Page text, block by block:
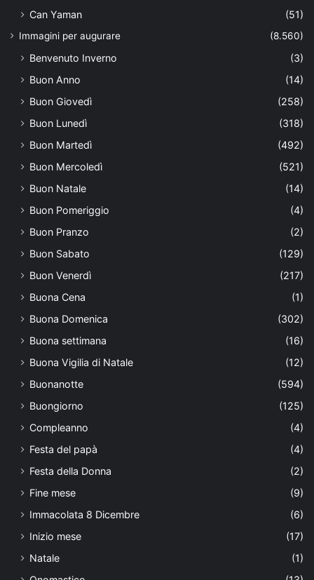
Can Yaman (51)
Immagini per augurare (8.560)
Benvenuto Inverno
(3)
Buon Anno
(14)
Buon Giovedì
(258)
Buon Lunedì
(318)
Buon Martedì
(492)
Buon Mercoledì
(521)
Buon Natale
(14)
Buon Pomeriggio
(4)
Buon Pranzo
(2)
Buon Sabato
(129)
Buon Venerdì
(217)
Buona Cena
(1)
Buona Domenica
(302)
Buona settimana
(16)
Buona Vigilia di Natale
(12)
Buonanotte
(594)
Buongiorno
(125)
Compleanno
(4)
Festa del papà
(4)
Festa della Donna
(2)
Fine mese
(9)
Immacolata 8 Dicembre
(6)
Inizio mese
(17)
Natale
(1)